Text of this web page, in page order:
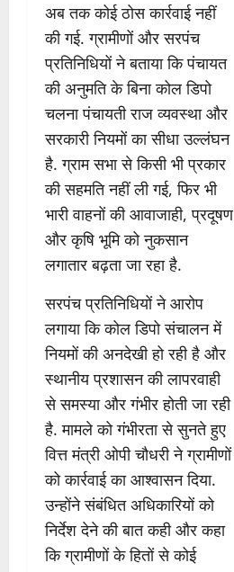
अब तक कोई ठोस कार्रवाई नहीं
की गई. ग्रामीणों और सरपंच
प्रतिनिधियों ने बताया कि पंचायत
की अनुमति के बिना कोल डिपो
चलना पंचायती राज व्यवस्था और
सरकारी नियमों का सीधा उल्लंघन
है. ग्राम सभा से किसी भी प्रकार
की सहमति नहीं ली गई, फिर भी
भारी वाहनों की आवाजाही, प्रदूषण
और कृषि भूमि को नुकसान
लगातार बढ़ता जा रहा है.
सरपंच प्रतिनिधियों ने आरोप
लगाया कि कोल डिपो संचालन में
नियमों की अनदेखी हो रही है और
स्थानीय प्रशासन की लापरवाही
से समस्या और गंभीर होती जा रही
है. मामले को गंभीरता से सुनते हुए
वित्त मंत्री ओपी चौधरी ने ग्रामीणों
को कार्रवाई का आश्वासन दिया.
उन्होंने संबंधित अधिकारियों को
निर्देश देने की बात कही और कहा
कि ग्रामीणों के हितों से कोई